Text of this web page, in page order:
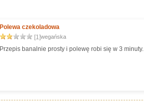
Polewa czekoladowa
[1]wegańska
Przepis banalnie prosty i polewę robi się w 3 minuty.